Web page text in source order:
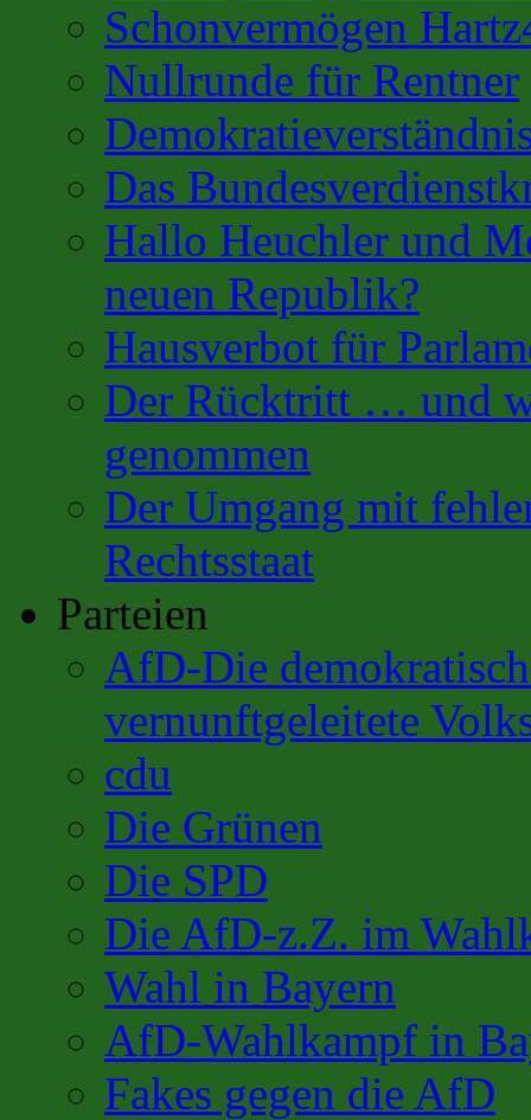
Schonvermögen
Nullrunde für Rentner
Das
Hallo Heuchler und
neuen Republik?
Hausverbot für
Der Rücktritt … und
genommen
Der Umgang mit
Rechtsstaat
Parteien
AfD-Die
vernunftgeleitete
cdu
Die Grünen
Die SPD
Die AfD-z.Z. im
Wahl in Bayern
AfD-Wahlkampf in
Fakes gegen die AfD